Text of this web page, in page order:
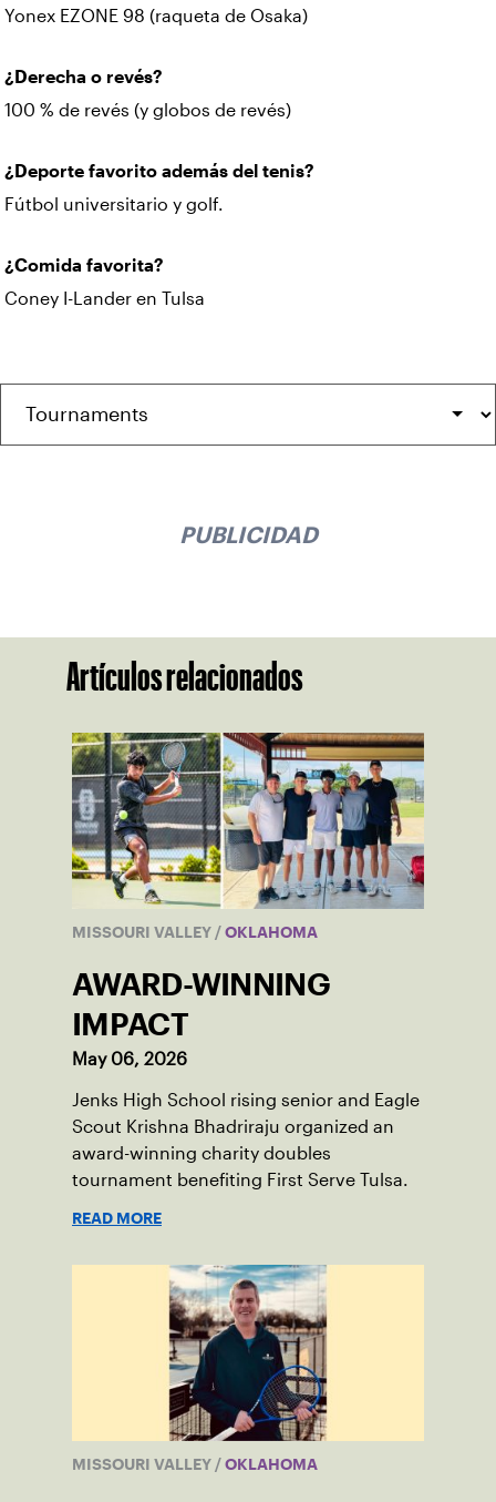
Yonex EZONE 98 (raqueta de Osaka)
¿Derecha o revés?
100 % de revés (y globos de revés)
¿Deporte favorito además del tenis?
Fútbol universitario y golf.
¿Comida favorita?
Coney I-Lander en Tulsa
PUBLICIDAD
Artículos relacionados
MISSOURI VALLEY / OKLAHOMA
AWARD-WINNING
IMPACT
May 06, 2026
Jenks High School rising senior and Eagle
Scout Krishna Bhadriraju organized an
award-winning charity doubles
tournament benefiting First Serve Tulsa.
READ MORE
MISSOURI VALLEY / OKLAHOMA